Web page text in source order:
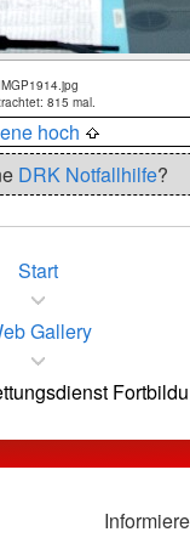
IMGP1914.jpg
815 mal.
hoch
DRK Notfallhilfe?
Start
Gallery